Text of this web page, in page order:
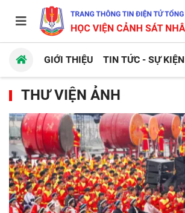
GIỚI THIỆU TIN TỨC - SỰ KIỆN
THƯ VIỆN ẢNH